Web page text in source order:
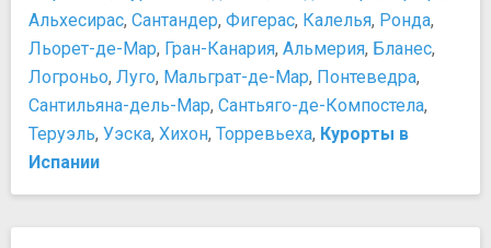
Ворота Толедо
Медведь и земляничное дерево
Парки и природные достопримечательности
Бульвар Пасео-дель-Прадо
Королевский Ботанический сад
Парк Буэн-Ретиро
Парк Кампо дель Моро
Альхесирас, Сантандер, Фигерас, Калелья, Ронда,
Льорет-де-Мар, Гран-Канария, Альмерия, Бланес,
Логроньо, Луго, Мальграт-де-Мар, Понтеведра,
Сантильяна-дель-Мар, Сантьяго-де-Компостела,
Теруэль, Уэска, Хихон, Торревьеха, Курорты в
Испании